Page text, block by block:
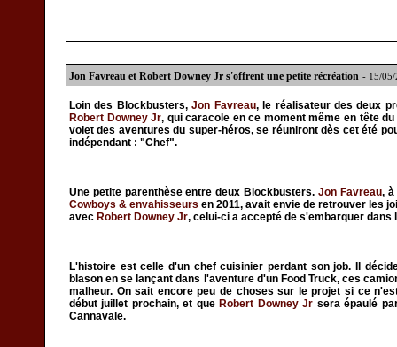
Jon Favreau et Robert Downey Jr s'offrent une petite récréation - 15/05/
Loin des Blockbusters,Jon Favreau, le réalisateur des deux
Robert Downey Jr, qui caracole en ce moment même en tête
volet des aventures du super-héros, se réuniront dès cet été
indépendant : "Chef".
Une petite parenthèse entre deux Blockbusters. Jon Favreau, à
Cowboys & envahisseurs en 2011, avait envie de retrouver les
avec Robert Downey Jr, celui-ci a accepté de s'embarquer dans
L'histoire est celle d'un chef cuisinier perdant son job. Il
blason en se lançant dans l'aventure d'un Food Truck, ces
malheur. On sait encore peu de choses sur le projet si ce
début juillet prochain, et que Robert Downey Jr sera épaulé
Cannavale.